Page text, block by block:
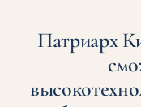
Патриарх